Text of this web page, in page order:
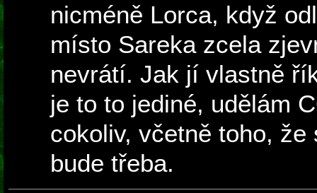
nicméně Lorca, když
místo Sareka zcela
nevrátí. Jak jí vlastně
je to to jediné, udělám
cokoliv, včetně toho,
bude třeba.